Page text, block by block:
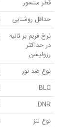
قطر سنسور
حداقل روشنایی
نرخ فریم بر ثانیه
در حداکثر
رزولیشن
نوع ضد نور
BLC
DNR
نوع لنز